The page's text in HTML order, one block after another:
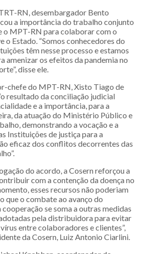
RN, desembargador Bento
a importância do trabalho conjunto
o MPT-RN para colaborar com o
o Estado. “Somos conhecedores do
têm nesse processo e estamos
amenizar os efeitos da pandemia no
disse ele.
chefe do MPT-RN, Xisto Tiago de
resultado da conciliação judicial
e a importância, para a
da atuação do Ministério Público e
demonstrando a vocação e a
Instituições de justiça para a
eficaz dos conflitos decorrentes das
do acordo, a Cosern reforçou a
com a contenção da doença no
esses recursos não poderiam
que o combate ao avanço do
cooperação se soma a outras medidas
pela distribuidora para evitar
entre colaboradores e clientes”,
da Cosern, Luiz Antonio Ciarlini.